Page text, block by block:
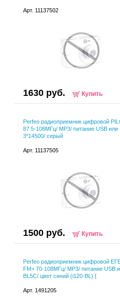
Арт. 11137502
1630 руб. Купить
Perfeo радиоприемник цифровой
87.5-108МГц/ MP3/ питание USB или
3*14500/ серый
Арт. 11137505
1500 руб. Купить
Perfeo радиоприемник цифровой
FM+ 70-108МГц/ MP3/ питание USB
BL5C/ цвет синий (i120-BL) [
Арт. 1491205